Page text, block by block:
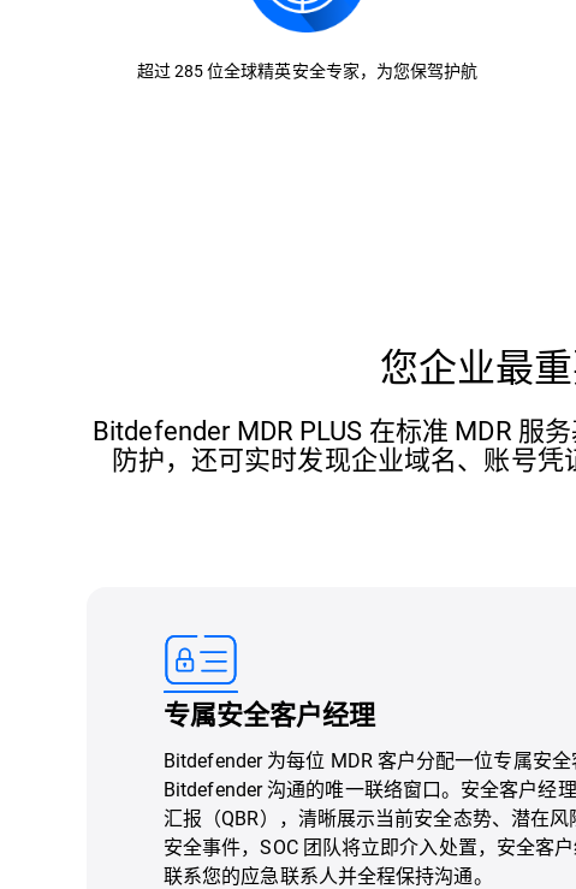
超过 285 位全球精英安全专家，为您保驾护航
您企业最
Bitdefender MDR PLUS 在标准 MDR 服
防护，还可实时发现企业域名、账号
专属安全客户经理
Bitdefender 为每位 MDR 客户分配一位专属安
Bitdefender 沟通的唯一联络窗口。安全客户经
汇报（QBR），清晰展示当前安全态势、潜在
安全事件，SOC 团队将立即介入处置，安全客
联系您的应急联系人并全程保持沟通。